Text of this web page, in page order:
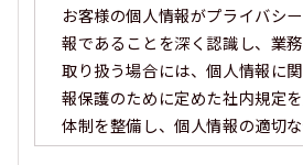
お客様の個人情報がプライバシ
報であることを深く認識し、業
取り扱う場合には、個人情報に
報保護のために定めた社内規定
体制を整備し、個人情報の適切
より、お客様を尊重し、当社に